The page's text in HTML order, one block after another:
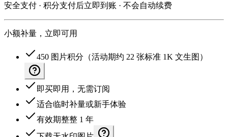
安全支付 · 积分支付后立即到账 · 不会自动续费
小额补量，立即可用
450 图片积分（活动期约 22 张标准 1K 文生图）
即买即用，无需订阅
适合临时补量或新手体验
有效期整整 1 年